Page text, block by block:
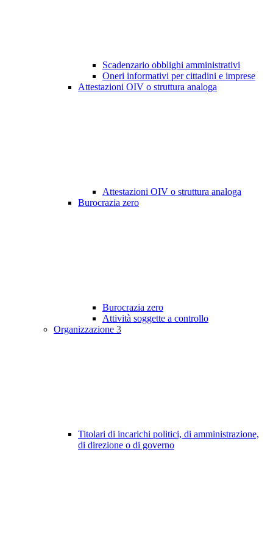
Scadenzario obblighi amministrativi
Oneri informativi per cittadini e imprese
Attestazioni OIV o struttura analoga
Attestazioni OIV o struttura analoga
Burocrazia zero
Burocrazia zero
Attività soggette a controllo
Organizzazione 3
Titolari di incarichi politici, di amministrazione,
di direzione o di governo